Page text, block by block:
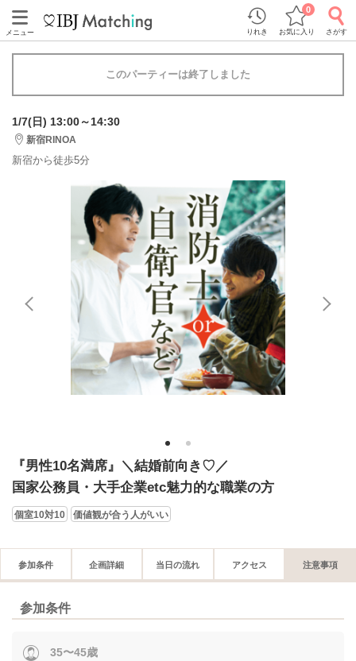
メニュー りれき お気に入り
0
さがす
このパーティーは終了しました
1/7(日) 13:00～14:30
新宿RINOA
新宿から徒歩5分
1 2
『男性10名満席』＼結婚前向き♡／
国家公務員・大手企業etc魅力的な職業の方
個室10対10 価値観が合う人がいい
参加条件 企画詳細 当日の流れ アクセス 注意事項
参加条件
35〜45歳